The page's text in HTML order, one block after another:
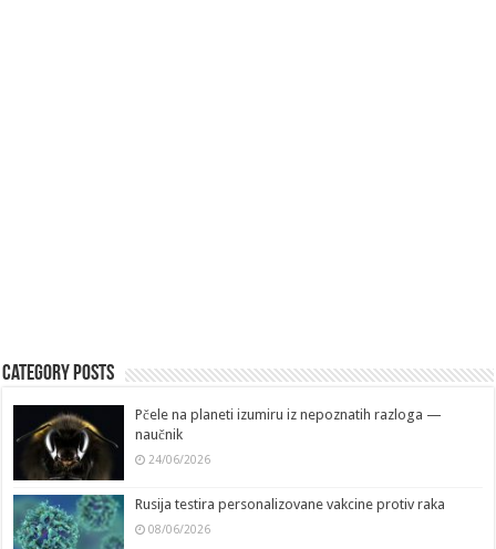
Category Posts
Pčele na planeti izumiru iz nepoznatih razloga —
naučnik
24/06/2026
Rusija testira personalizovane vakcine protiv raka
08/06/2026